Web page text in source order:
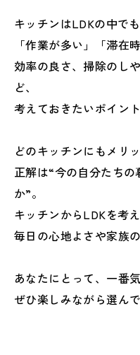
キッチンはLDKの中でも
「作業が多い」「滞在
効率の良さ、掃除のし
ど、
考えておきたいポイン
どのキッチンにもメリ
正解は“今の自分たち
か”。
キッチンからLDKを考え
毎日の心地よさや家族
あなたにとって、一番
ぜひ楽しみながら選ん